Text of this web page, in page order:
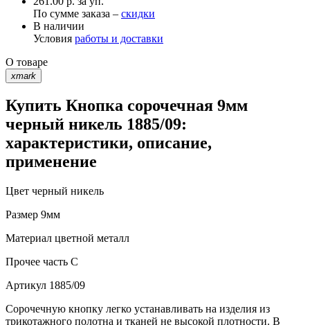
По сумме заказа – скидки
В наличии
Условия работы и доставки
О товаре
xmark
Купить Кнопка сорочечная 9мм
черный никель 1885/09:
характеристики, описание,
применение
Цвет черный никель
Размер 9мм
Материал цветной металл
Прочее часть С
Артикул 1885/09
Сорочечную кнопку легко устанавливать на изделия из
трикотажного полотна и тканей не высокой плотности. В